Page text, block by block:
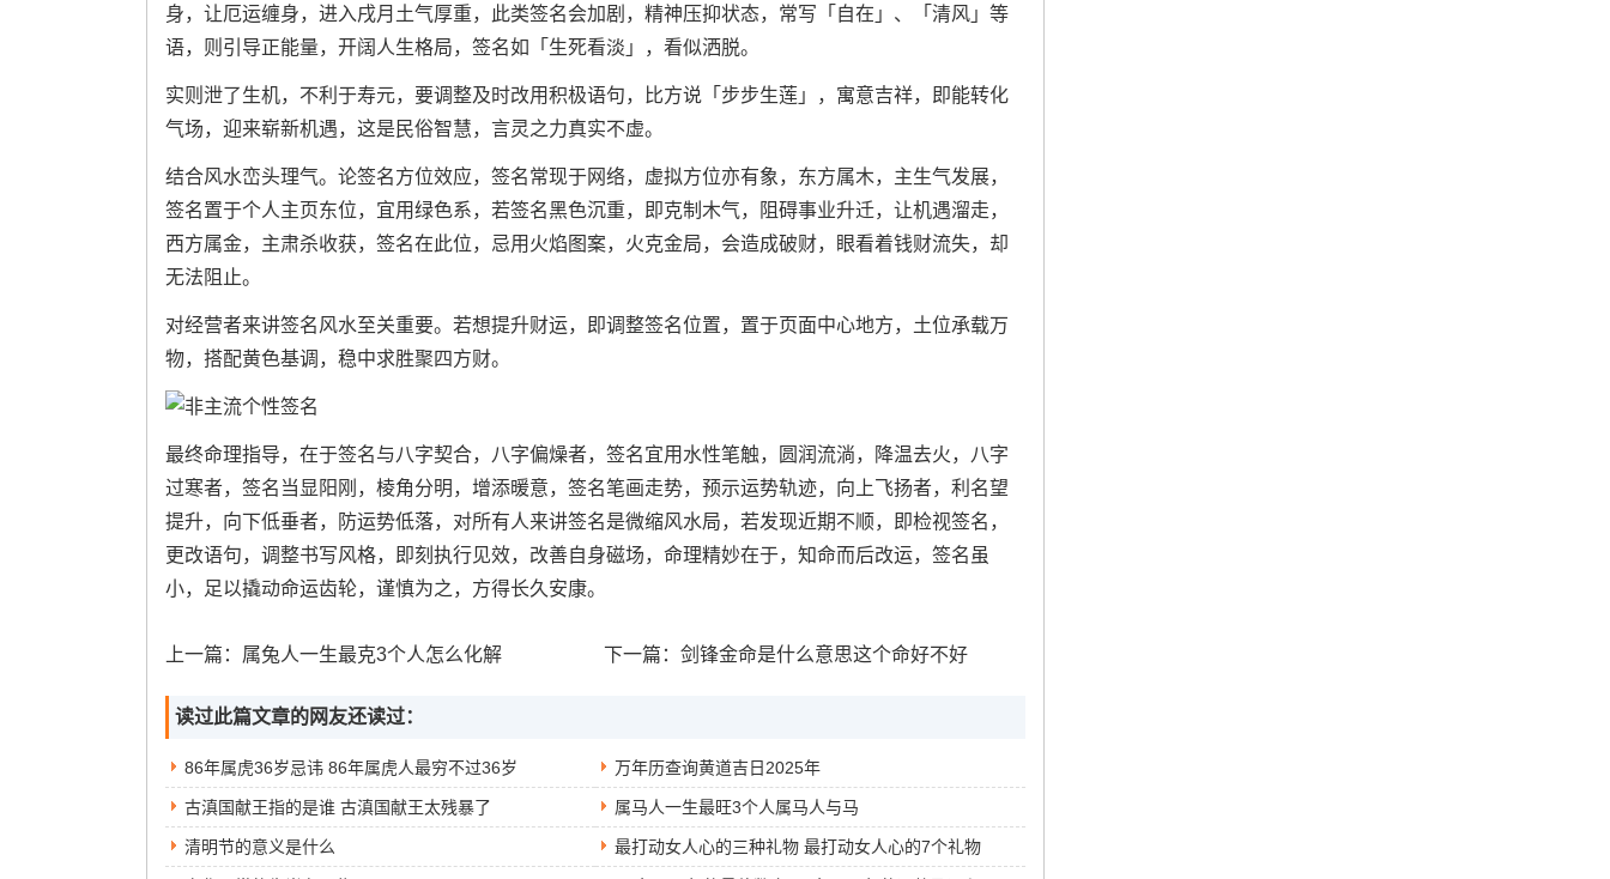
身，让厄运缠身，进入戌月土气厚重，此类签名会加剧，精神压抑状态，常写「自在」、「清风」等
语，则引导正能量，开阔人生格局，签名如「生死看淡」，看似洒脱。
实则泄了生机，不利于寿元，要调整及时改用积极语句，比方说「步步生莲」，寓意吉祥，即能转化
气场，迎来崭新机遇，这是民俗智慧，言灵之力真实不虚。
结合风水峦头理气。论签名方位效应，签名常现于网络，虚拟方位亦有象，东方属木，主生气发展，
签名置于个人主页东位，宜用绿色系，若签名黑色沉重，即克制木气，阻碍事业升迁，让机遇溜走，
西方属金，主肃杀收获，签名在此位，忌用火焰图案，火克金局，会造成破财，眼看着钱财流失，却
无法阻止。
对经营者来讲签名风水至关重要。若想提升财运，即调整签名位置，置于页面中心地方，土位承载万
物，搭配黄色基调，稳中求胜聚四方财。
最终命理指导，在于签名与八字契合，八字偏燥者，签名宜用水性笔触，圆润流淌，降温去火，八字
过寒者，签名当显阳刚，棱角分明，增添暖意，签名笔画走势，预示运势轨迹，向上飞扬者，利名望
提升，向下低垂者，防运势低落，对所有人来讲签名是微缩风水局，若发现近期不顺，即检视签名，
更改语句，调整书写风格，即刻执行见效，改善自身磁场，命理精妙在于，知命而后改运，签名虽
小，足以撬动命运齿轮，谨慎为之，方得长久安康。
上一篇： 属兔人一生最克3个人怎么化解 下一篇：剑锋金命是什么意思这个命好不好
读过此篇文章的网友还读过：
86年属虎36岁忌讳 86年属虎人最穷不过36岁 万年历查询黄道吉日2025年
古滇国献王指的是谁 古滇国献王太残暴了 属马人一生最旺3个人属马人与马
清明节的意义是什么 最打动女人心的三种礼物 最打动女人心的7个礼物